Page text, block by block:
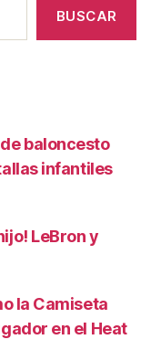
BUSCAR
baloncesto
infantiles
LeBron y
la Camiseta
en el Heat